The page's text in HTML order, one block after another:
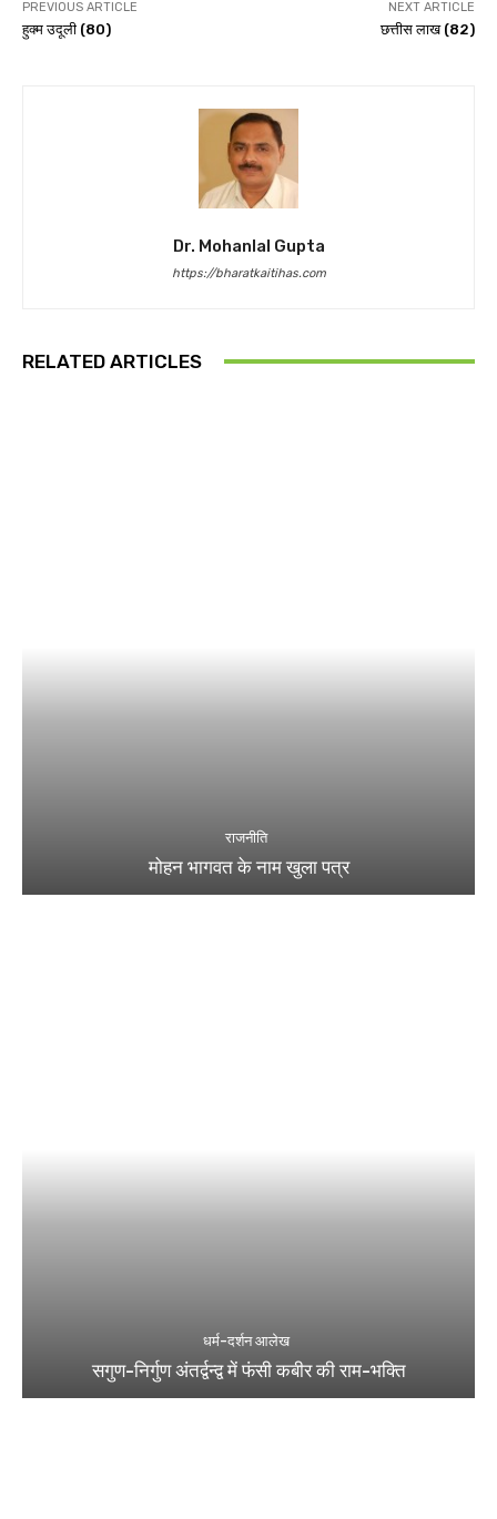
PREVIOUS ARTICLE
हुक्म उदूली (80)
NEXT ARTICLE
छत्तीस लाख (82)
Dr. Mohanlal Gupta
https://bharatkaitihas.com
RELATED ARTICLES
राजनीति
मोहन भागवत के नाम खुला पत्र
धर्म-दर्शन आलेख
सगुण-निर्गुण अंतर्द्वन्द्व में फंसी कबीर की राम-भक्ति